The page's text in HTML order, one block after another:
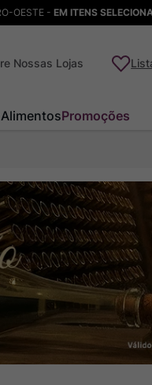
OESTE - EM ITENS
Nossas Lojas
AlimentosPromoções